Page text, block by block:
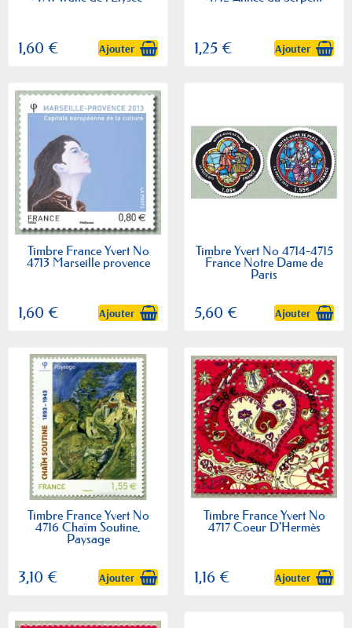
1,60 € Ajouter 1,25 € Ajouter
Timbre France Yvert No
4713 Marseille provence
1,60 € Ajouter
Timbre Yvert No 4714-4715
France Notre Dame de
Paris
5,60 € Ajouter
Timbre France Yvert No
4716 Chaïm Soutine,
Paysage
3,10 € Ajouter
Timbre France Yvert No
4717 Coeur D'Hermès
1,16 € Ajouter